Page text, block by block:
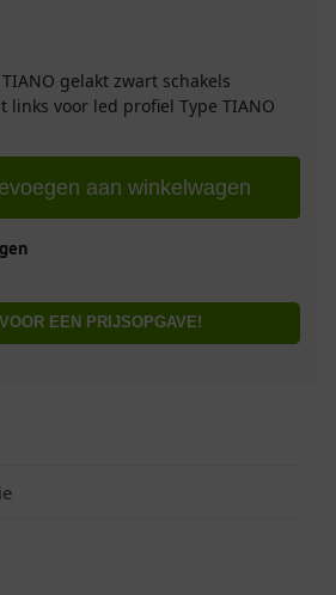
gelakt zwart schakels
links voor led profiel Type TIANO
aan winkelwagen
EEN PRIJSOPGAVE!